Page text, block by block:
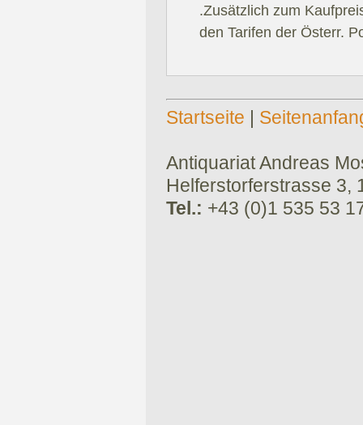
.Zusätzlich zum
den Tarifen der Österr.
Startseite |
Antiquariat Andreas
Helferstorferstrasse 3,
Tel.: +43 (0)1 535 53